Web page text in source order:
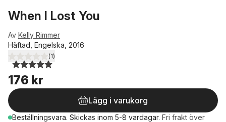
When I Lost You
Av Kelly Rimmer
Häftad, Engelska, 2016
5,0utav 5 stjärnor. Totalt antal röster:
(1)
176 kr
Lägg i varukorg
Beställningsvara. Skickas inom 5-8 vardagar. Fri frakt över